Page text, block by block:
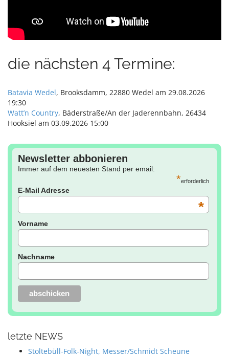
die nächsten 4 Termine:
Batavia Wedel, Brooksdamm, 22880 Wedel am 29.08.2026
19:30
Watt’n Country, Bäderstraße/An der Jaderennbahn, 26434
Hooksiel am 03.09.2026 15:00
Newsletter abbonieren
Immer auf dem neuesten Stand per email:
*erforderlich
E-Mail Adresse
*
Vorname
Nachname
letzte NEWS
Stoltebüll-Folk-Night, Messer/Schmidt Scheune